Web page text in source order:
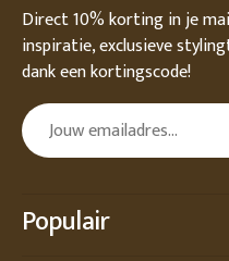
Direct 10% korting in je
inspiratie, exclusieve
dank een kortingscode!
Populair